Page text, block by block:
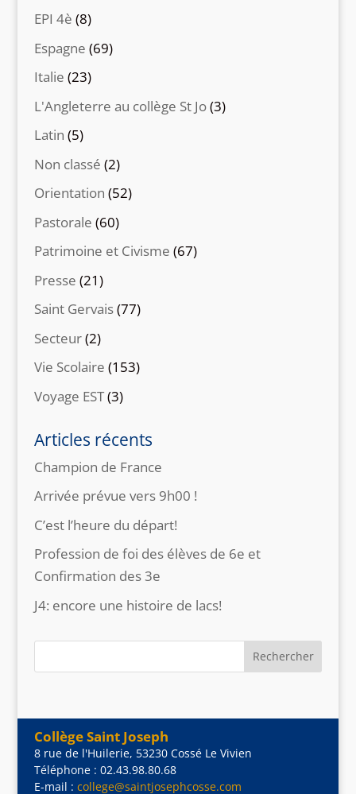
EPI 4è (8)
Espagne (69)
Italie (23)
L'Angleterre au collège St Jo(3)
Latin (5)
Non classé (2)
Orientation (52)
Pastorale (60)
Patrimoine et Civisme (67)
Presse (21)
Saint Gervais(77)
Secteur(2)
Vie Scolaire (153)
Voyage EST(3)
Articles récents
Champion de France
Arrivée prévue vers 9h00 !
C’est l’heure du départ!
Profession de foi des élèves de 6e et
Confirmation des 3e
J4: encore une histoire de lacs!
Collège Saint Joseph
8 rue de l'Huilerie, 53230 Cossé Le Vivien
Téléphone : 02.43.98.80.68
E-mail : college@saintjosephcosse.com